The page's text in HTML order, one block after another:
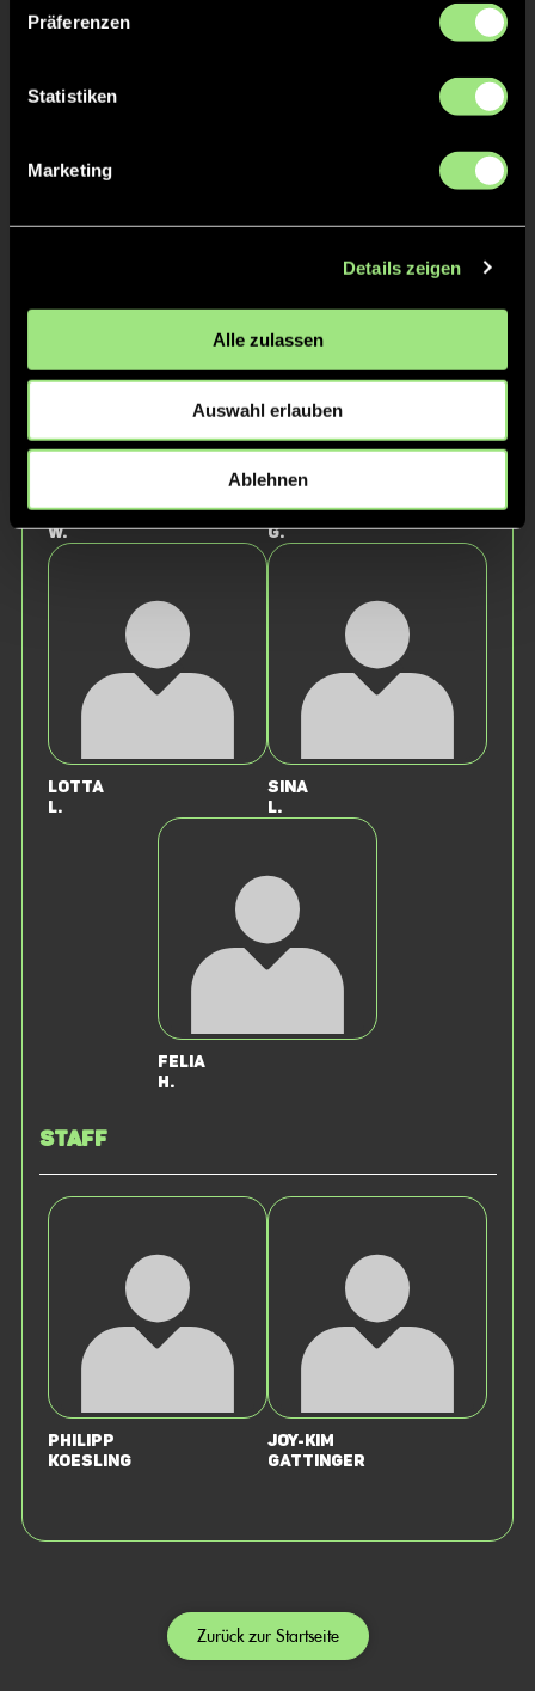
Präferenzen
Statistiken
Marketing
Details zeigen
Alle zulassen
Auswahl erlauben
Ablehnen
Marlene
W.
Eva
G.
Lotta
L.
Sina
L.
Felia
H.
Staff
Philipp
Koesling
Joy-Kim
Gattinger
Zurück zur Startseite